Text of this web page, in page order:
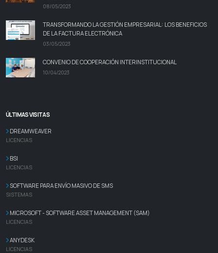
08/05/2023
TRANSFORMANDO LA GESTIÓN EMPRESARIAL: LOS BENEFICIOS
DE LA FACTURA ELECTRÓNICA
03/05/2023
CONVENIO DE COOPERACIÓN INTERINSTITUCIONAL
10/04/2023
ÚLTIMAS VISITAS
DREAMWEAVER
LICENCIAS
BSI
LICENCIAS
SOFTWARE PARA ENVÍO MASIVO DE SMS
SISTEMAS
MICROSOFT - SOFTWARE ASSET MANAGEMENT (SAM)
LICENCIAS
ANYDESK
LICENCIAS